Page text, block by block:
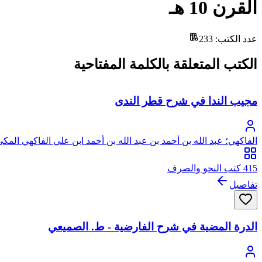
القرن 10 هـ
عدد الكتب:
233
الكتب المتعلقة بالكلمة المفتاحية
مجيب الندا في شرح قطر الندى
الفاكهي؛ عبد الله بن أحمد بن عبد الله بن أحمد ابن علي الفاكهي
415 كتب النحو والصرف
تفاصيل
الدرة المضية في شرح الفارضية - ط. الصميعي